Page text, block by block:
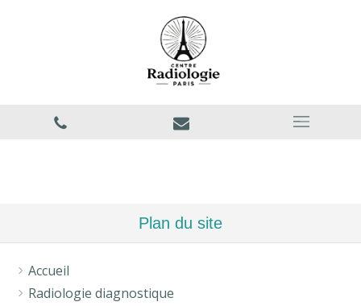
Plan du site
Accueil
Radiologie diagnostique